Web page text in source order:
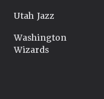
Utah Jazz
Washington
Wizards